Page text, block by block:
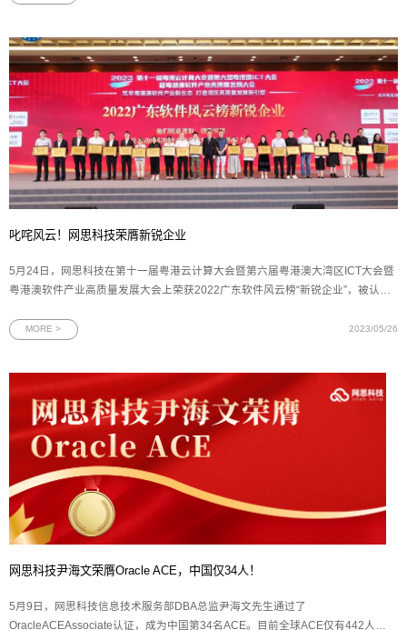
叱咤风云！网思科技荣膺新锐企业
5月24日，网思科技在第十一届粤港云计算大会暨第六届粤港澳大湾区ICT大会暨
粤港澳软件产业高质量发展大会上荣获2022广东软件风云榜“新锐企业”，被认定
业奖牌2022年广东软件风云榜由羊城晚报报业集团、广东软件行业协会、广东省
MORE > 2023/05/26
网思科技尹海文荣膺Oracle ACE，中国仅34人！
5月9日，网思科技信息技术服务部DBA总监尹海文先生通过了
OracleACEAssociate认证，成为中国第34名ACE。目前全球ACE仅有442人获